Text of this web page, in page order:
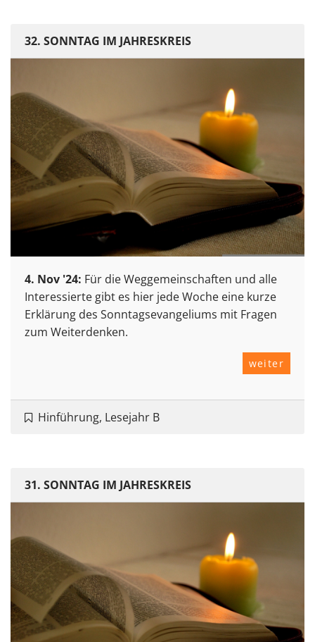
32. SONNTAG IM JAHRESKREIS
4. Nov '24: Für die Weggemeinschaften und alle
Interessierte gibt es hier jede Woche eine kurze
Erklärung des Sonntagsevangeliums mit Fragen
zum Weiterdenken.
weiter
Hinführung, Lesejahr B
31. SONNTAG IM JAHRESKREIS